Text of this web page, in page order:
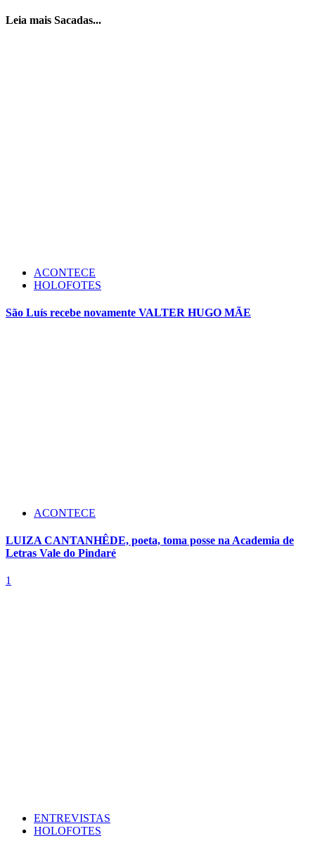
Leia mais Sacadas...
ACONTECE
HOLOFOTES
São Luís recebe novamente VALTER HUGO MÃE
ACONTECE
LUIZA CANTANHÊDE, poeta, toma posse na Academia de
Letras Vale do Pindaré
1
ENTREVISTAS
HOLOFOTES